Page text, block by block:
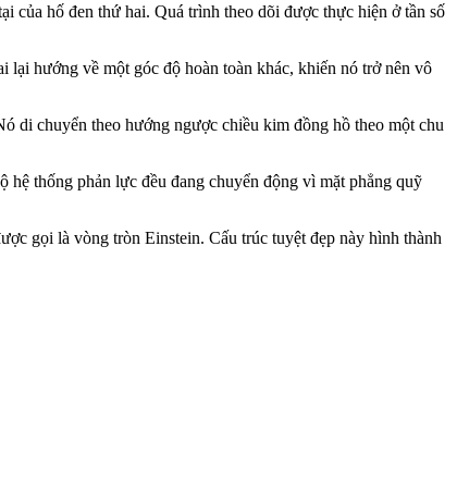
của hố đen thứ hai. Quá trình theo dõi được thực hiện ở tần số
hướng về một góc độ hoàn toàn khác, khiến nó trở nên vô
di chuyển theo hướng ngược chiều kim đồng hồ theo một chu
thống phản lực đều đang chuyển động vì mặt phẳng quỹ
gọi là vòng tròn Einstein. Cấu trúc tuyệt đẹp này hình thành